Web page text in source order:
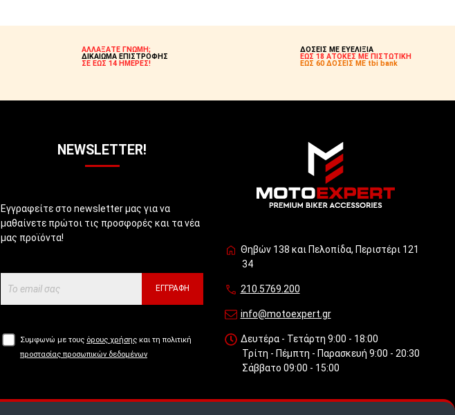
ΑΛΛΑΞΑΤΕ ΓΝΩΜΗ;
ΔΙΚΑΙΩΜΑ ΕΠΙΣΤΡΟΦΗΣ
ΣΕ ΕΩΣ 14 ΗΜΕΡΕΣ!
ΔΟΣΕΙΣ ΜΕ ΕΥΕΛΙΞΙΑ
ΕΩΣ 18 ΑΤΟΚΕΣ ΜΕ ΠΙΣΤΩΤΙΚΗ
ΕΩΣ 60 ΔΟΣΕΙΣ ΜΕ tbi bank
NEWSLETTER!
Εγγραφείτε στο newsletter μας για να
μαθαίνετε πρώτοι τις προσφορές και τα νέα
μας προϊόντα!
ΕΓΓΡΑΦΉ
Συμφωνώ με τους όρους χρήσης και τη πολιτική
προστασίας προσωπικών δεδομένων
Θηβών 138 και Πελοπίδα, Περιστέρι 121
34
210.5769.200
info@motoexpert.gr
Δευτέρα - Τετάρτη 9:00 - 18:00
Τρίτη - Πέμπτη - Παρασκευή 9:00 - 20:30
Σάββατο 09:00 - 15:00